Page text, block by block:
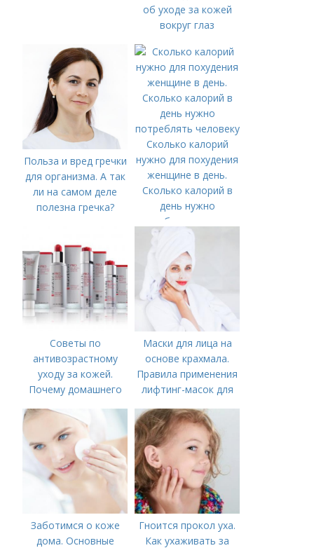
об уходе за кожей
вокруг глаз
Польза и вред гречки
для организма. А так
ли на самом деле
полезна гречка?
Сколько калорий
нужно для похудения
женщине в день.
Сколько калорий в
день нужно
потреблять человеку
Советы по
антивозрастному
уходу за кожей.
Почему домашнего
Маски для лица на
основе крахмала.
Правила применения
лифтинг-масок для
Заботимся о коже
дома. Основные
Гноится прокол уха.
Как ухаживать за